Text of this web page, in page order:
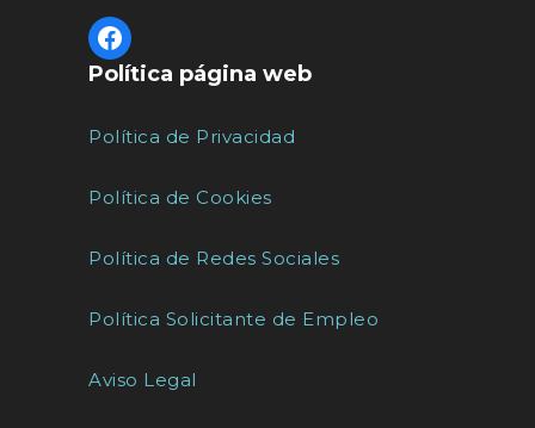
Política página web
Política de Privacidad
Política de Cookies
Política de Redes Sociales
Política Solicitante de Empleo
Aviso Legal